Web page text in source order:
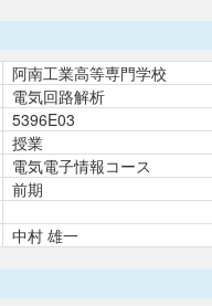
阿南工業高等専門学校
電気回路解析
5396E03
授業
電気電子情報コース
前期
中村 雄一